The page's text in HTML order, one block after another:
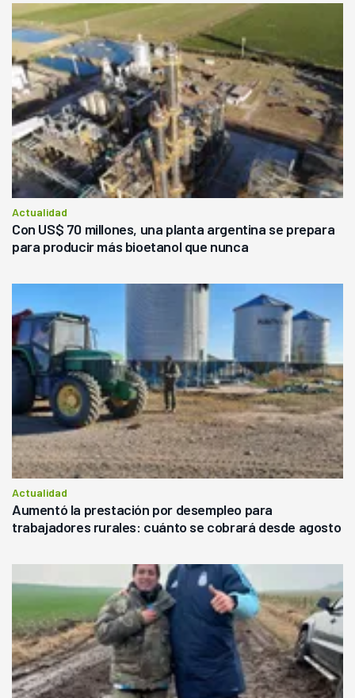
Actualidad
Con US$ 70 millones, una planta argentina se prepara
para producir más bioetanol que nunca
Actualidad
Aumentó la prestación por desempleo para
trabajadores rurales: cuánto se cobrará desde agosto